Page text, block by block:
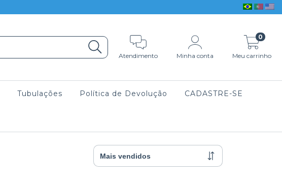
Atendimento Minha conta Meu carrinho
0
Tubulações Política de Devolução CADASTRE-SE